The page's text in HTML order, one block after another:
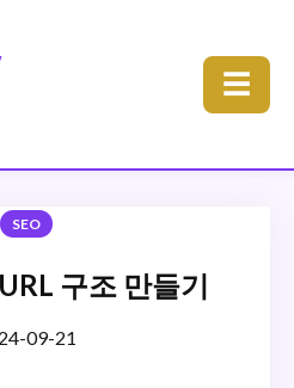
☰
SEO
구조 만들기
09-21